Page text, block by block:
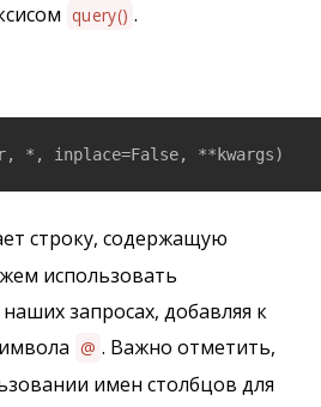
query() .
строку, содержащую
использовать
запросах, добавляя к
@ . Важно отметить,
имен столбцов для